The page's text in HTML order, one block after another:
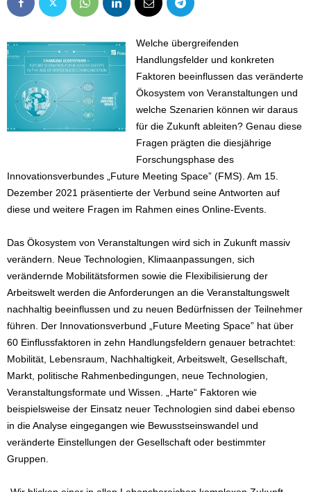
Welche übergreifenden
Handlungsfelder und konkreten
Faktoren beeinflussen das veränderte
Ökosystem von Veranstaltungen und
welche Szenarien können wir daraus
für die Zukunft ableiten? Genau diese
Fragen prägten die diesjährige
Forschungsphase des
Innovationsverbundes „Future Meeting Space” (FMS). Am 15.
Dezember 2021 präsentierte der Verbund seine Antworten auf
diese und weitere Fragen im Rahmen eines Online-Events.
Das Ökosystem von Veranstaltungen wird sich in Zukunft massiv
verändern. Neue Technologien, Klimaanpassungen, sich
verändernde Mobilitätsformen sowie die Flexibilisierung der
Arbeitswelt werden die Anforderungen an die Veranstaltungswelt
nachhaltig beeinflussen und zu neuen Bedürfnissen der Teilnehmer
führen. Der Innovationsverbund „Future Meeting Space” hat über
60 Einflussfaktoren in zehn Handlungsfeldern genauer betrachtet:
Mobilität, Lebensraum, Nachhaltigkeit, Arbeitswelt, Gesellschaft,
Markt, politische Rahmenbedingungen, neue Technologien,
Veranstaltungsformate und Wissen. „Harte“ Faktoren wie
beispielsweise der Einsatz neuer Technologien sind dabei ebenso
in die Analyse eingegangen wie Bewusstseinswandel und
veränderte Einstellungen der Gesellschaft oder bestimmter
Gruppen.